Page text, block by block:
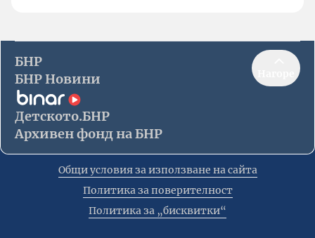
БНР
БНР Новини
Детското.БНР
Архивен фонд на БНР
Общи условия за използване на сайта
Политика за поверителност
Политика за „бисквитки“